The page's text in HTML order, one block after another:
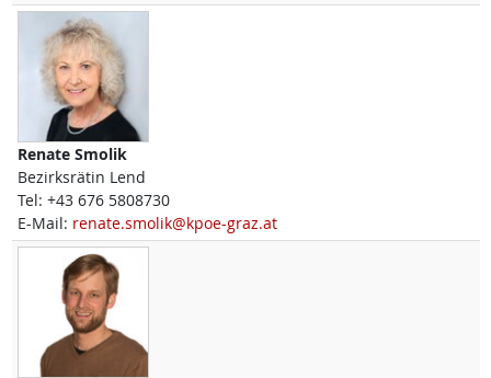
Renate Smolik
Bezirksrätin Lend
Tel: +43 676 5808730
E-Mail: renate.smolik@kpoe-graz.at